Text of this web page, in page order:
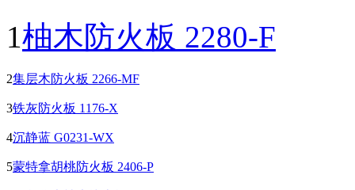
1柚木防火板 2280-F
2集层木防火板 2266-MF
3铁灰防火板 1176-X
4沉静蓝 G0231-WX
5蒙特拿胡桃防火板 2406-P